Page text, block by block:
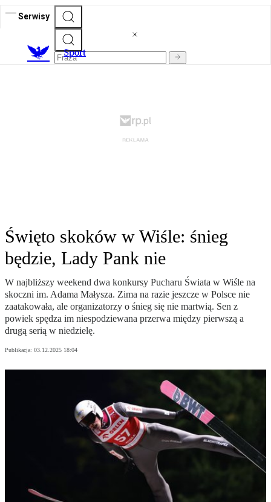
Serwisy
Sport
Święto skoków w Wiśle: śnieg
będzie, Lady Pank nie
W najbliższy weekend dwa konkursy Pucharu Świata w Wiśle na
skoczni im. Adama Małysza. Zima na razie jeszcze w Polsce nie
zaatakowała, ale organizatorzy o śnieg się nie martwią. Sen z
powiek spędza im niespodziewana przerwa między pierwszą a
drugą serią w niedzielę.
Publikacja: 03.12.2025 18:04